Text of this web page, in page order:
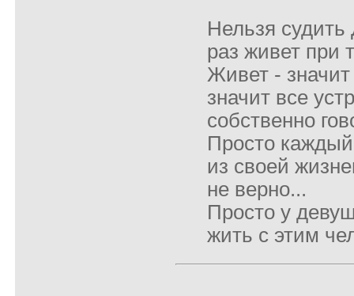
Нельзя
раз живет при
Живет -
значит все
собственно
Просто
из своей
не верно...
Просто у
жить с этим